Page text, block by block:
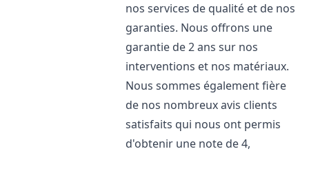
nos services de qualité et de nos
garanties. Nous offrons une
garantie de 2 ans sur nos
interventions et nos matériaux.
Nous sommes également fière
de nos nombreux avis clients
satisfaits qui nous ont permis
d'obtenir une note de 4,